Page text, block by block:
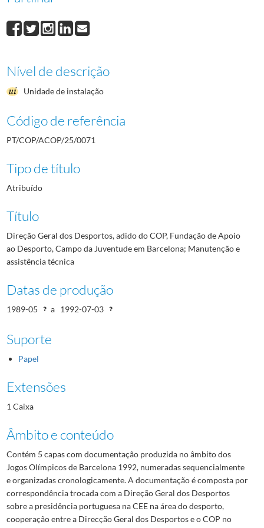
Nível de descrição
Unidade de instalação
Código de referência
PT/COP/ACOP/25/0071
Tipo de título
Atribuído
Título
Direção Geral dos Desportos, adido do COP, Fundação de Apoio
ao Desporto, Campo da Juventude em Barcelona; Manutenção e
assistência técnica
Datas de produção
1989-05 a 1992-07-03
Suporte
Papel
Extensões
1 Caixa
Âmbito e conteúdo
Contém 5 capas com documentação produzida no âmbito dos
Jogos Olímpicos de Barcelona 1992, numeradas sequencialmente
e organizadas cronologicamente. A documentação é composta por
correspondência trocada com a Direção Geral dos Desportos
sobre a presidência portuguesa na CEE na área do desporto,
cooperação entre a Direcção Geral dos Desportos e o COP no